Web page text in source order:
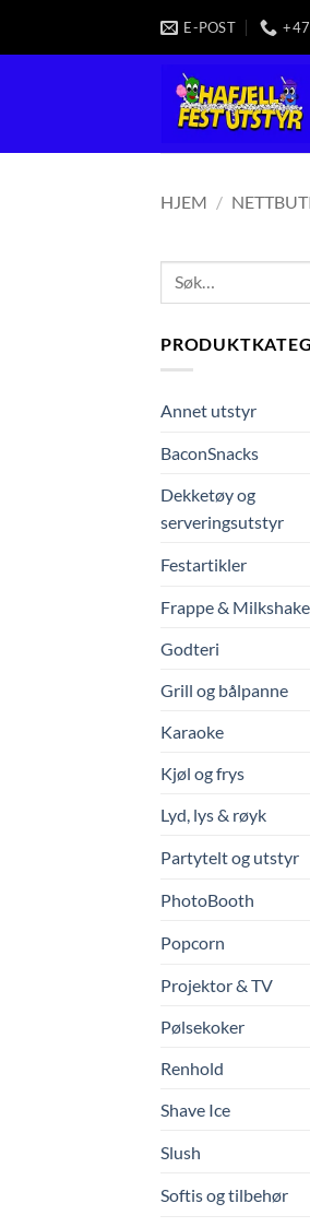
E-POST
HJEM /
Søk
Annet utstyr
BaconSnacks
Dekketøy og
serveringsutstyr
Festartikler
Frappe & Milkshake
Godteri
Grill og bålpanne
Karaoke
Kjøl og frys
Lyd, lys & røyk
Partytelt og utstyr
PhotoBooth
Popcorn
Projektor & TV
Pølsekoker
Renhold
Shave Ice
Slush
Softis og tilbehør